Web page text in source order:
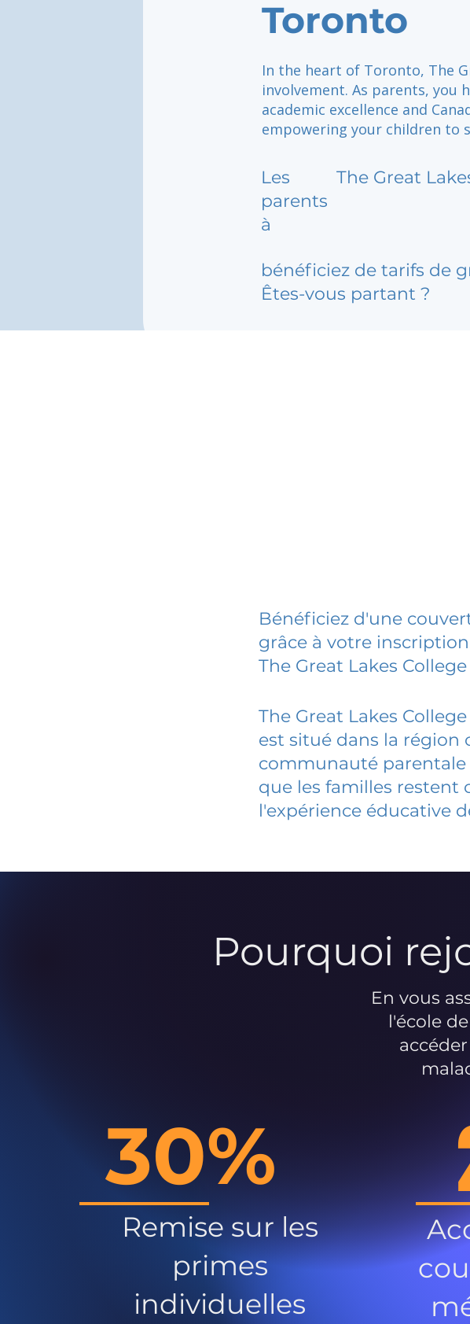
Toronto
In the heart of Toronto, The
involvement. As parents, you
academic excellence and
empowering your children to
Les
parents
à
The Great
bénéficiez de tarifs de
Êtes-vous partant ?
Bénéficiez d'une
grâce à votre
The Great Lakes
The Great Lakes
est situé dans la région
communauté
que les familles restent
l'expérience éducative
Pourquoi
En vous
l'école
30%
Remise sur les
primes
individuelles